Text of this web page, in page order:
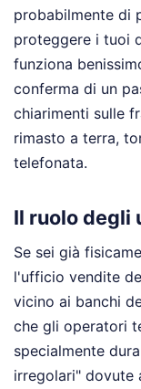
probabilmente di
proteggere i tuoi
funziona
conferma di un
chiarimenti sulle
rimasto a terra,
telefonata.
Il ruolo degli
Se sei già
l'ufficio vendite
vicino ai banchi
che gli operatori
specialmente
irregolari" dovute